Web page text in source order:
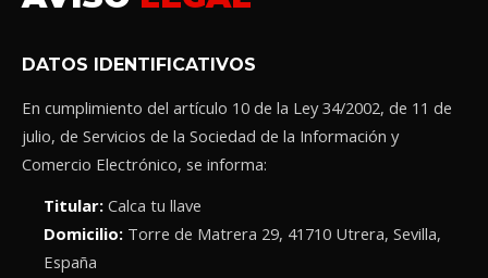
DATOS IDENTIFICATIVOS
En cumplimiento del artículo 10 de la Ley 34/2002, de 11 de
julio, de Servicios de la Sociedad de la Información y
Comercio Electrónico, se informa:
Titular: Calca tu llave
Domicilio: Torre de Matrera 29, 41710 Utrera, Sevilla,
España